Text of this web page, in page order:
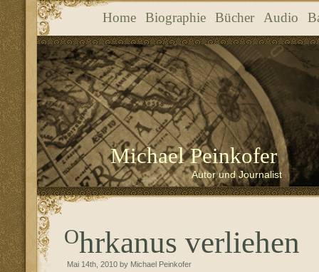
Home Biographie Bücher Audio
Michael Peinkofer
Autor und Journalist
Ohrkanus verliehen
Mai 14th, 2010 by Michael Peinkofer